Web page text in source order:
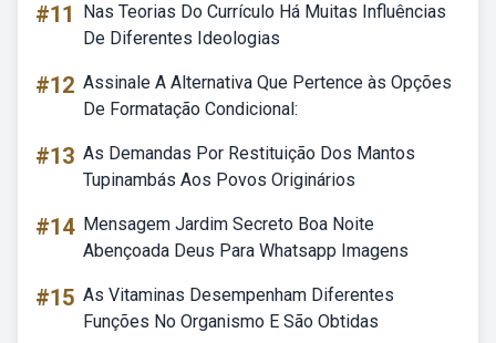
#11
Nas Teorias Do Currículo Há Muitas Influências
De Diferentes Ideologias
#12 Assinale A Alternativa Que Pertence às Opções
De Formatação Condicional:
#13 As Demandas Por Restituição Dos Mantos
Tupinambás Aos Povos Originários
#14 Mensagem Jardim Secreto Boa Noite
Abençoada Deus Para Whatsapp Imagens
#15 As Vitaminas Desempenham Diferentes
Funções No Organismo E São Obtidas